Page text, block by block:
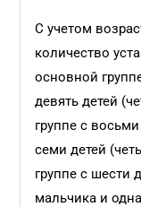
С учетом
количество
основной
девять детей
группе с
семи детей
группе с шести
мальчика и